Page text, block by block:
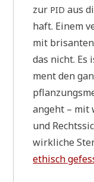
zur PID aus
haft. Einem
mit
das nicht. Es
ment den
angeht – mit
und
wirk­li­che
ethisch